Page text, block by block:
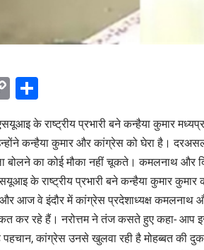
Copy
Link
के राष्ट्रीय प्रभारी बने कन्हैया कुमार
कन्हैया कुमार और कांग्रेस को घेरा है।
बोलने का कोई मौका नहीं चूकते। कमलनाथ और
के राष्ट्रीय प्रभारी बने कन्हैया कुमार
आज वे इंदौर में कांग्रेस प्रदेशाध्‍यक्ष कमलनाथ
कर रहे हैं। नरोत्तम ने तंज कसते हुए कहा-
कांग्रेस उनसे खुलवा रही है मोहब्बत की